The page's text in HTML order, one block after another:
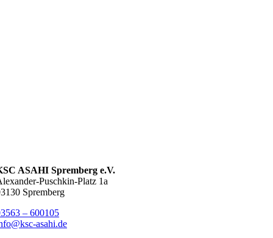
ASAHI Spremberg e.V.
Puschkin-Platz 1a
Spremberg
– 600105
asahi.de